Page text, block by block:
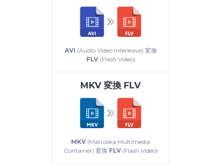
AVI (Audio Video Interleave) 変換
FLV(Flash Video)
MKV変換 FLV
MKV (Matroska Multimedia
Container) 変換 FLV(Flash Video)